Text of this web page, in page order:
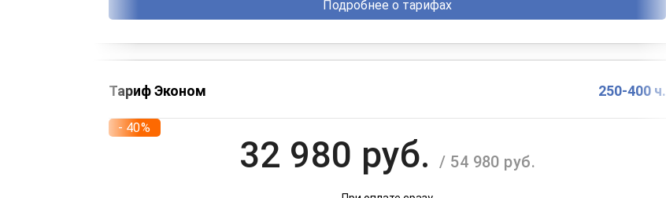
Подробнее о тарифах
Тариф Эконом 250-400 ч.
- 40%
32 980 руб./ 54 980 руб.